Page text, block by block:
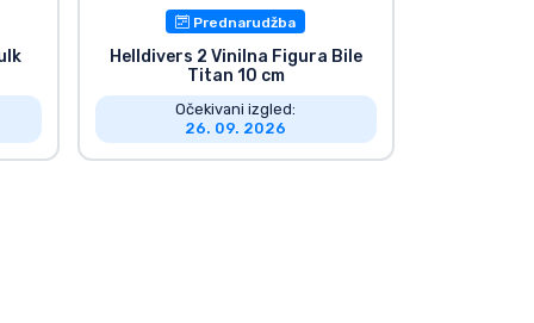
Prednarudžba
Helldivers 2 Vinilna Figura Bile
Titan 10 cm
Očekivani izgled:
26. 09. 2026